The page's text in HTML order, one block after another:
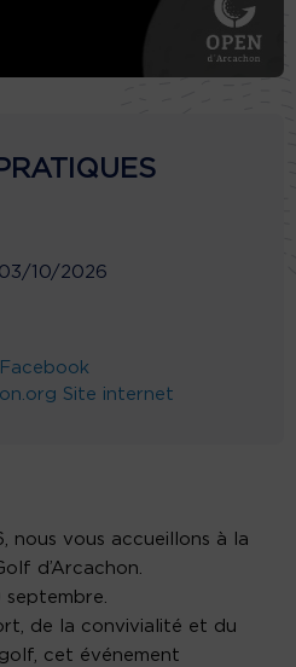
03/10/2026
Facebook
Site internet
nous vous accueillons à la
d’Arcachon.
de la convivialité et du
cet événement